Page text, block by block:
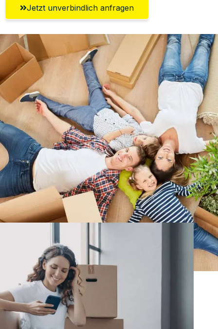
Jetzt unverbindlich anfragen